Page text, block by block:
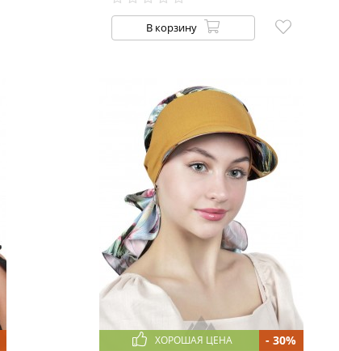
В корзину
ХОРОШАЯ ЦЕНА - 30%